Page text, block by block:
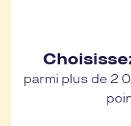
parmi plus de 2